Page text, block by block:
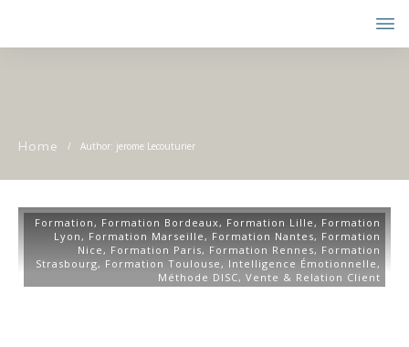
Home / Author: jerome Lecouturier
Formation, Formation Bordeaux, Formation Lille, Formation
Lyon, Formation Marseille, Formation Nantes, Formation
Nice, Formation Paris, Formation Rennes, Formation
Strasbourg, Formation Toulouse, Intelligence Émotionnelle,
Méthode DISC, Vente & Relation Client